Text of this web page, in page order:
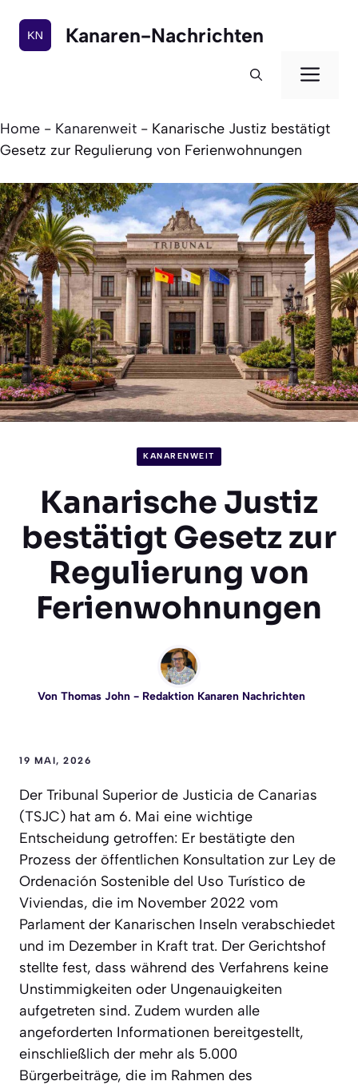
Inhalt
springen
Kanaren-Nachrichten
Home - Kanarenweit - Kanarische Justiz bestätigt
Gesetz zur Regulierung von Ferienwohnungen
KANARENWEIT
Kanarische Justiz
bestätigt Gesetz zur
Regulierung von
Ferienwohnungen
Von Thomas John- Redaktion Kanaren Nachrichten
19 MAI, 2026
Der Tribunal Superior de Justicia de Canarias
(TSJC) hat am 6. Mai eine wichtige
Entscheidung getroffen: Er bestätigte den
Prozess der öffentlichen Konsultation zur Ley de
Ordenación Sostenible del Uso Turístico de
Viviendas, die im November 2022 vom
Parlament der Kanarischen Inseln verabschiedet
und im Dezember in Kraft trat. Der Gerichtshof
stellte fest, dass während des Verfahrens keine
Unstimmigkeiten oder Ungenauigkeiten
aufgetreten sind. Zudem wurden alle
angeforderten Informationen bereitgestellt,
einschließlich der mehr als 5.000
Bürgerbeiträge, die im Rahmen des